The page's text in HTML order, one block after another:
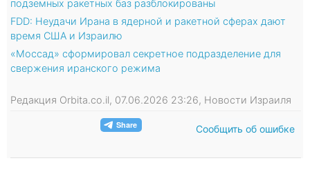
подземных ракетных баз разблокированы
FDD: Неудачи Ирана в ядерной и ракетной сферах дают
время США и Израилю
«Моссад» сформировал секретное подразделение для
свержения иранского режима
Редакция Orbita.co.il, 07.06.2026 23:26, Новости Израиля
Сообщить об ошибке